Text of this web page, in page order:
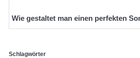
Wie gestaltet man einen perfekten
Schlagwörter